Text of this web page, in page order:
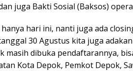
juga Bakti Sosial (Baksos)
hanya hari ini, nanti juga ada
30 Agustus kita juga
masih dibuka pendaftarannya,
Kota Depok, Pemkot Depok,